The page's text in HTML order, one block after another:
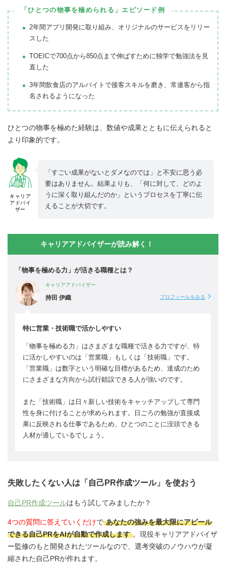
「ひとつの物事を極められる」エピソード例
2年間アプリ開発に取り組み、オリジナルのサービスをリリー
スした
TOEICで700点から850点まで伸ばすために独学で勉強法を見
直した
3年間飲食店のアルバイトで接客スキルを磨き、常連客から指
名されるようになった
ひとつの物事を極めた経験は、数値や成果とともに伝えられると
より印象的です。
キャリア
アドバイ
ザー
「すごい成果がないとダメなのでは」と不安に思う必
要はありません。結果よりも、「何に対して、どのよ
うに深く取り組んだのか」というプロセスを丁寧に伝
えることが大切です。
キャリアアドバイザーが読み解く！
「物事を極める力」が活きる職種とは？
キャリアアドバイザー
持田 伊織 プロフィールをみる
特に営業・技術職で活かしやすい
「物事を極める力」はさまざまな職種で活きる力ですが、特
に活かしやすいのは「営業職」もしくは「技術職」です。
「営業職」は数字という明確な目標があるため、達成のため
にさまざまな方向から試行錯誤できる人が強いのです。
また「技術職」は日々新しい技術をキャッチアップして専門
性を身に付けることが求められます。日ごろの勉強が直接成
果に反映される仕事であるため、ひとつのことに没頭できる
人材が適しているでしょう。
失敗したくない人は「自己PR作成ツール」を使おう
自己PR作成ツールはもう試してみましたか？
4つの質問に答えていくだけで あなたの強みを最大限にアピール
できる自己PRをAIが自動で作成します 。現役キャリアアドバイザ
ー監修のもと開発されたツールなので、選考突破のノウハウが凝
縮された自己PRが作れます。